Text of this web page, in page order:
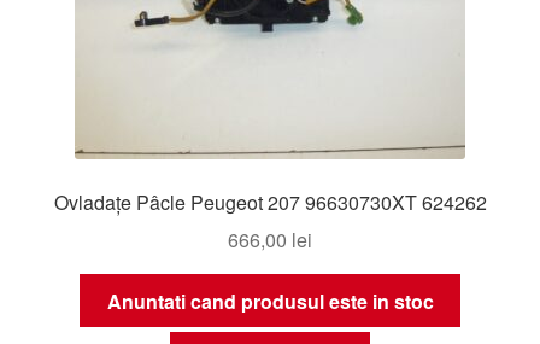
Ovladațe Pâcle Peugeot 207 96630730XT 624262
666,00 lei
Anuntati cand produsul este in stoc